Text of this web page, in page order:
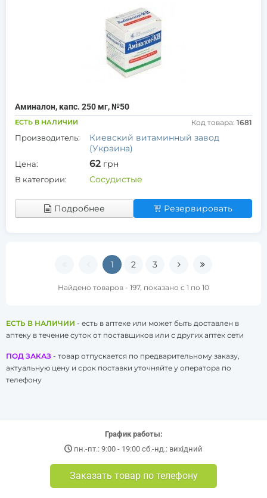
Аминалон, капс. 250 мг, №50
ЕСТЬ В НАЛИЧИИ Код товара: 1681
Производитель:
Киевский витаминный завод
(Украина)
Цена: 62 грн
В категории: Сосудистые
Подробнее Резервировать
1 2 3
Найдено товаров - 197, показано с 1 по 10
ЕСТЬ В НАЛИЧИИ - есть в аптеке или может быть доставлен в
аптеку в течение суток от поставщиков или с других аптек сети
ПОД ЗАКАЗ - товар отпускается по предварительному заказу,
актуальную цену и срок поставки уточняйте у оператора по
телефону
График работы:
пн.-пт.: 9:00 - 19:00 сб.-нд.: вихідний
Заказать товар по телефону